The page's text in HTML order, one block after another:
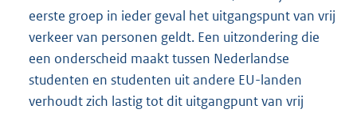
eerste groep in ieder geval het uitgangspunt van vrij
verkeer van personen geldt. Een uitzondering die
een onderscheid maakt tussen Nederlandse
studenten en studenten uit andere EU-landen
verhoudt zich lastig tot dit uitgangpunt van vrij